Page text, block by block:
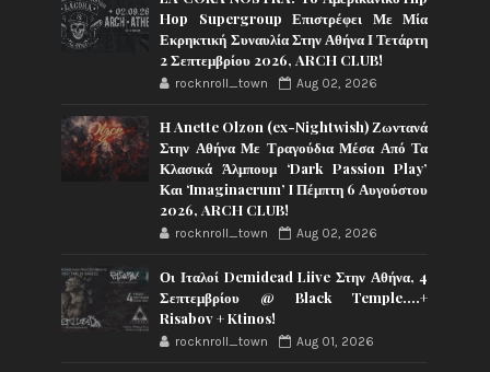
Hop Supergroup Επιστρέφει Με Μία
Εκρηκτική Συναυλία Στην Αθήνα Ι Τετάρτη
2 Σεπτεμβρίου 2026, ARCH CLUB!
rocknroll_town Aug 02, 2026
Η Anette Olzon (ex-Nightwish) Ζωντανά
Στην Αθήνα Με Τραγούδια Μέσα Από Τα
Κλασικά Άλμπουμ ‘Dark Passion Play’
Και ‘Imaginaerum’ I Πέμπτη 6 Αυγούστου
2026, ARCH CLUB!
rocknroll_town Aug 02, 2026
Οι Ιταλοί Demidead Liive Στην Αθήνα, 4
Σεπτεμβρίου @ Black Temple….+
Risabov + Ktinos!
rocknroll_town Aug 01, 2026